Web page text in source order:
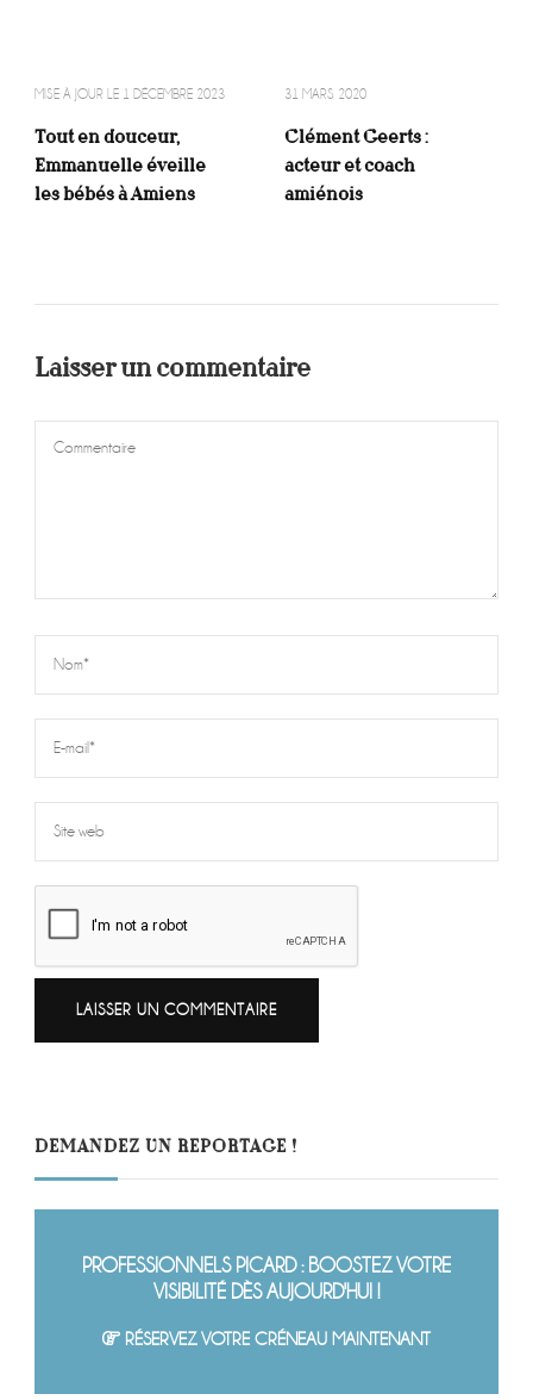
MISE À JOUR LE 1 DÉCEMBRE 2023
Tout en douceur,
Emmanuelle éveille
les bébés à Amiens
31 MARS 2020
Clément Geerts :
acteur et coach
amiénois
Laisser un commentaire
DEMANDEZ UN REPORTAGE !
PROFESSIONNELS PICARD : BOOSTEZ VOTRE
VISIBILITÉ DÈS AUJOURD'HUI !
RÉSERVEZ VOTRE CRÉNEAU MAINTENANT